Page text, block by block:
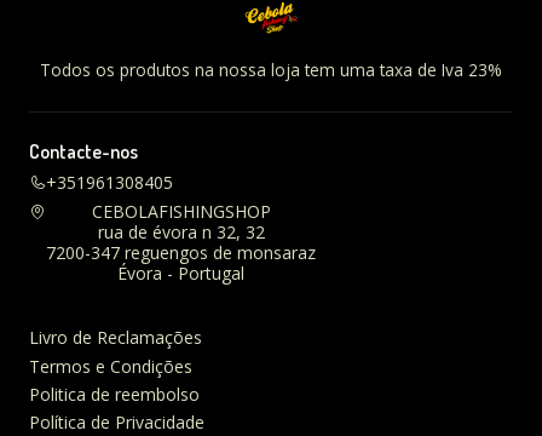
Todos os produtos na nossa loja tem uma taxa de Iva 23%
Contacte-nos
+351961308405
CEBOLAFISHINGSHOP
rua de évora n 32, 32
7200-347 reguengos de monsaraz
Évora - Portugal
Livro de Reclamações
Termos e Condições
Politica de reembolso
Política de Privacidade